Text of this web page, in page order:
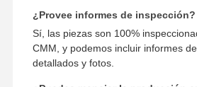
¿Provee informes de inspección?
Sí, las piezas son 100%
CMM, y podemos incluir informes
detallados y fotos.